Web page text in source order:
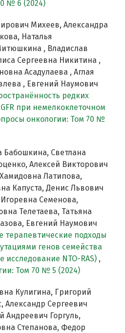
№ 6 (2024)
Михеев, Александра
Наталья
, Владислав
Сергеевна Никитина ,
Асадулаева , Аглая
, Евгений Наумович
редких
при немелкоклеточном
онкологии: Том 70 №
Бабошкина, Светлана
Алексей Викторович
Латипова,
Капуста, Денис Львович
Семенова,
Телетаева, Татьяна
Евгений Наумович
терапевтические подходы
генов семейства
исследование NТО-RAS) ,
Том 70 № 5 (2024)
Кулигина, Григорий
Александр Сергеевич
Горгуль,
Степанова, Федор